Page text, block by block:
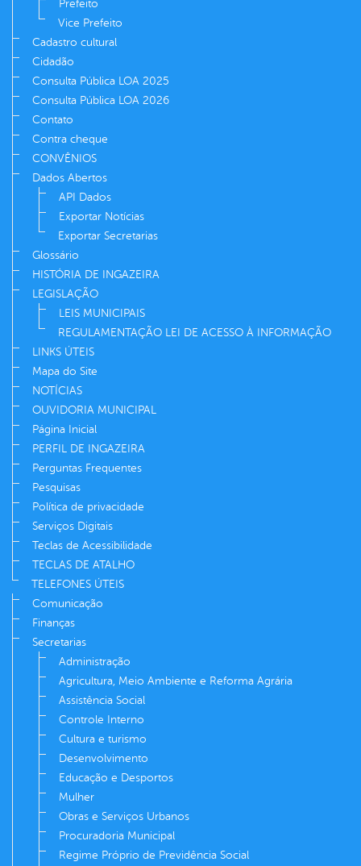
Prefeito
Vice Prefeito
Cadastro cultural
Cidadão
Consulta Pública LOA 2025
Consulta Pública LOA 2026
Contato
Contra cheque
CONVÊNIOS
Dados Abertos
API Dados
Exportar Notícias
Exportar Secretarias
Glossário
HISTÓRIA DE INGAZEIRA
LEGISLAÇÃO
LEIS MUNICIPAIS
REGULAMENTAÇÃO LEI DE ACESSO À INFORMAÇÃO
LINKS ÚTEIS
Mapa do Site
NOTÍCIAS
OUVIDORIA MUNICIPAL
Página Inicial
PERFIL DE INGAZEIRA
Perguntas Frequentes
Pesquisas
Política de privacidade
Serviços Digitais
Teclas de Acessibilidade
TECLAS DE ATALHO
TELEFONES ÚTEIS
Comunicação
Finanças
Secretarias
Administração
Agricultura, Meio Ambiente e Reforma Agrária
Assistência Social
Controle Interno
Cultura e turismo
Desenvolvimento
Educação e Desportos
Mulher
Obras e Serviços Urbanos
Procuradoria Municipal
Regime Próprio de Previdência Social